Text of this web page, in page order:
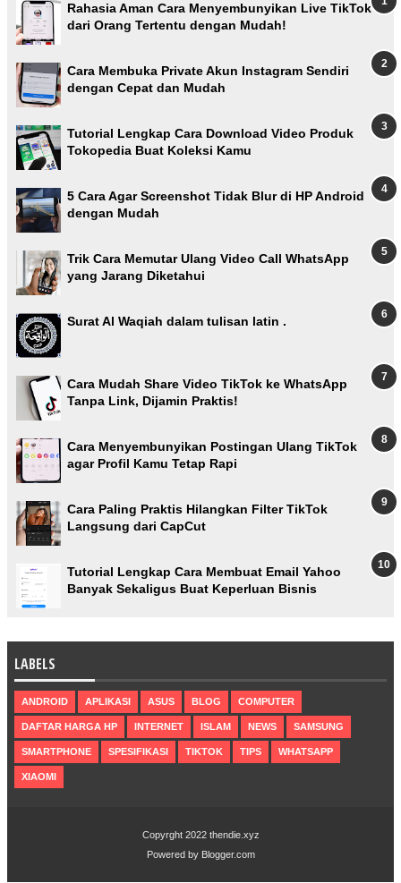
Rahasia Aman Cara Menyembunyikan Live TikTok
dari Orang Tertentu dengan Mudah!
Cara Membuka Private Akun Instagram Sendiri
dengan Cepat dan Mudah
Tutorial Lengkap Cara Download Video Produk
Tokopedia Buat Koleksi Kamu
5 Cara Agar Screenshot Tidak Blur di HP Android
dengan Mudah
Trik Cara Memutar Ulang Video Call WhatsApp
yang Jarang Diketahui
Surat Al Waqiah dalam tulisan latin .
Cara Mudah Share Video TikTok ke WhatsApp
Tanpa Link, Dijamin Praktis!
Cara Menyembunyikan Postingan Ulang TikTok
agar Profil Kamu Tetap Rapi
Cara Paling Praktis Hilangkan Filter TikTok
Langsung dari CapCut
Tutorial Lengkap Cara Membuat Email Yahoo
Banyak Sekaligus Buat Keperluan Bisnis
LABELS
ANDROID APLIKASI ASUS BLOG COMPUTER
DAFTAR HARGA HP INTERNET ISLAM NEWS SAMSUNG
SMARTPHONE SPESIFIKASI TIKTOK TIPS WHATSAPP
XIAOMI
Copyrght 2022 thendie.xyz
Powered by Blogger.com